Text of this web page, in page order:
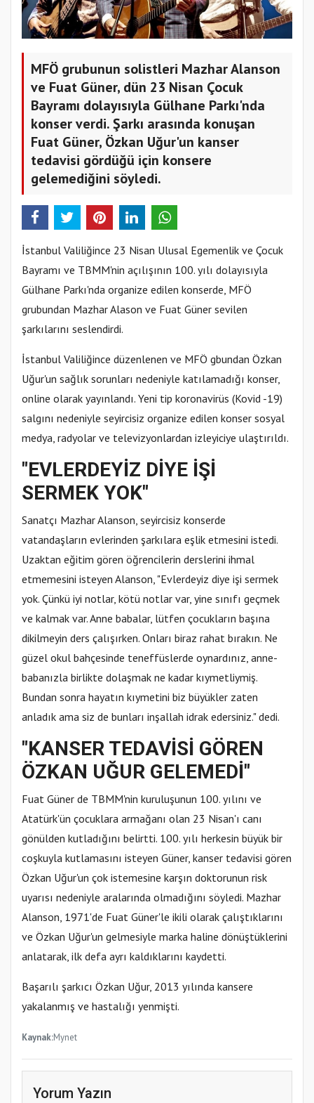
MFÖ grubunun solistleri Mazhar Alanson
ve Fuat Güner, dün 23 Nisan Çocuk
Bayramı dolayısıyla Gülhane Parkı'nda
konser verdi. Şarkı arasında konuşan
Fuat Güner, Özkan Uğur'un kanser
tedavisi gördüğü için konsere
gelemediğini söyledi.
İstanbul Valiliğince 23 Nisan Ulusal Egemenlik ve Çocuk
Bayramı ve TBMM'nin açılışının 100. yılı dolayısıyla
Gülhane Parkı'nda organize edilen konserde, MFÖ
grubundan Mazhar Alason ve Fuat Güner sevilen
şarkılarını seslendirdi.
İstanbul Valiliğince düzenlenen ve MFÖ gbundan Özkan
Uğur'un sağlık sorunları nedeniyle katılamadığı konser,
online olarak yayınlandı. Yeni tip koronavirüs (Kovid -19)
salgını nedeniyle seyircisiz organize edilen konser sosyal
medya, radyolar ve televizyonlardan izleyiciye ulaştırıldı.
"EVLERDEYİZ DİYE İŞİ
SERMEK YOK"
Sanatçı Mazhar Alanson, seyircisiz konserde
vatandaşların evlerinden şarkılara eşlik etmesini istedi.
Uzaktan eğitim gören öğrencilerin derslerini ihmal
etmemesini isteyen Alanson, "Evlerdeyiz diye işi sermek
yok. Çünkü iyi notlar, kötü notlar var, yine sınıfı geçmek
ve kalmak var. Anne babalar, lütfen çocukların başına
dikilmeyin ders çalışırken. Onları biraz rahat bırakın. Ne
güzel okul bahçesinde teneffüslerde oynardınız, anne-
babanızla birlikte dolaşmak ne kadar kıymetliymiş.
Bundan sonra hayatın kıymetini biz büyükler zaten
anladık ama siz de bunları inşallah idrak edersiniz." dedi.
"KANSER TEDAVİSİ GÖREN
ÖZKAN UĞUR GELEMEDİ"
Fuat Güner de TBMM'nin kuruluşunun 100. yılını ve
Atatürk'ün çocuklara armağanı olan 23 Nisan'ı canı
gönülden kutladığını belirtti. 100. yılı herkesin büyük bir
coşkuyla kutlamasını isteyen Güner, kanser tedavisi gören
Özkan Uğur'un çok istemesine karşın doktorunun risk
uyarısı nedeniyle aralarında olmadığını söyledi. Mazhar
Alanson, 1971'de Fuat Güner'le ikili olarak çalıştıklarını
ve Özkan Uğur'un gelmesiyle marka haline dönüştüklerini
anlatarak, ilk defa ayrı kaldıklarını kaydetti.
Başarılı şarkıcı Özkan Uğur, 2013 yılında kansere
yakalanmış ve hastalığı yenmişti.
Kaynak:Mynet
Yorum Yazın